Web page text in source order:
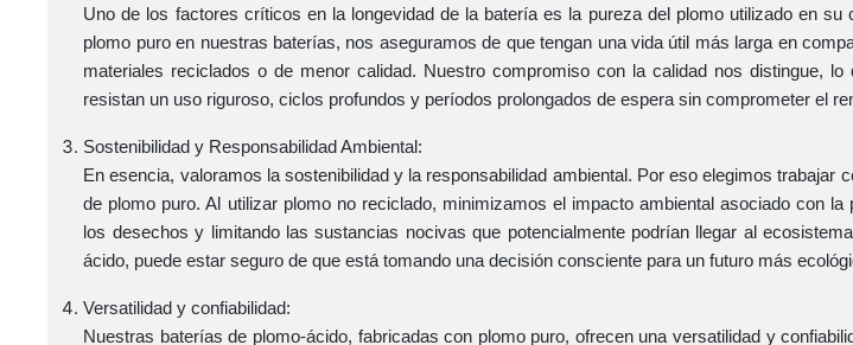
Uno de los factores críticos en la longevidad de la batería es la pureza del plomo utilizado en su
plomo puro en nuestras baterías, nos aseguramos de que tengan una vida útil más larga en
materiales reciclados o de menor calidad. Nuestro compromiso con la calidad nos distingue,
resistan un uso riguroso, ciclos profundos y períodos prolongados de espera sin comprometer el
Sostenibilidad y Responsabilidad Ambiental:
En esencia, valoramos la sostenibilidad y la responsabilidad ambiental. Por eso elegimos trabajar
de plomo puro. Al utilizar plomo no reciclado, minimizamos el impacto ambiental asociado con la
los desechos y limitando las sustancias nocivas que potencialmente podrían llegar al
ácido, puede estar seguro de que está tomando una decisión consciente para un futuro más
Versatilidad y confiabilidad:
Nuestras baterías de plomo-ácido, fabricadas con plomo puro, ofrecen una versatilidad y